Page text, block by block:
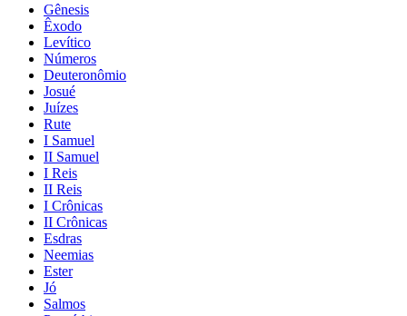
Gênesis
Êxodo
Levítico
Números
Deuteronômio
Josué
Juízes
Rute
I Samuel
II Samuel
I Reis
II Reis
I Crônicas
II Crônicas
Esdras
Neemias
Ester
Jó
Salmos